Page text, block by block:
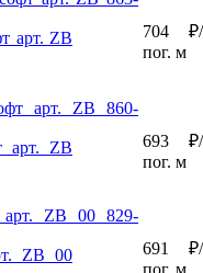
арт. ZB
704 ₽/
пог. м
арт. ZB
693 ₽/
пог. м
ZB 00
691 ₽/
пог. м